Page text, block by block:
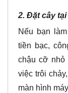
2. Đặt cây
Nếu bạn
tiền bạc,
chậu cỡ nhỏ
việc trôi
màn hình